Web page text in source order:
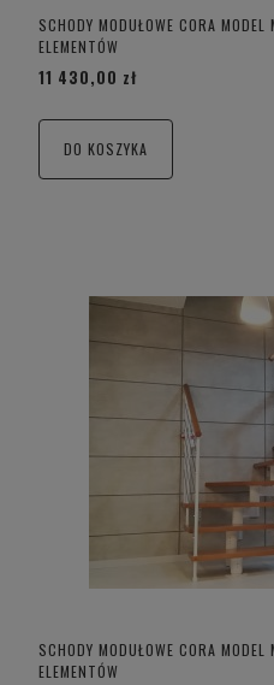
SCHODY MODUŁOWE CORA
ELEMENTÓW
11 430,00 zł
DO KOSZYKA
SCHODY MODUŁOWE CORA
ELEMENTÓW